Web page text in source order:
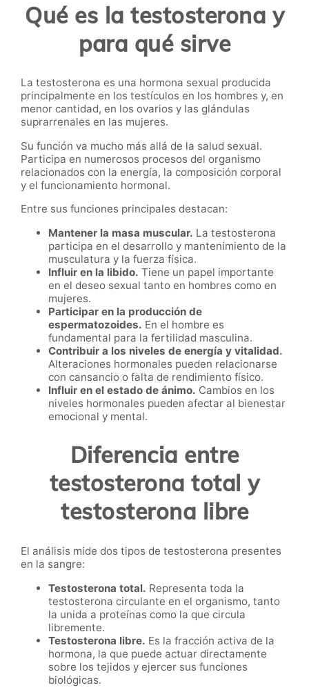
Qué es la testosterona y
para qué sirve
La testosterona es una hormona sexual producida
principalmente en los testículos en los hombres y, en
menor cantidad, en los ovarios y las glándulas
suprarrenales en las mujeres.
Su función va mucho más allá de la salud sexual.
Participa en numerosos procesos del organismo
relacionados con la energía, la composición corporal
y el funcionamiento hormonal.
Entre sus funciones principales destacan:
Mantener la masa muscular. La testosterona
participa en el desarrollo y mantenimiento de la
musculatura y la fuerza física.
Influir en la libido. Tiene un papel importante
en el deseo sexual tanto en hombres como en
mujeres.
Participar en la producción de
espermatozoides. En el hombre es
fundamental para la fertilidad masculina.
Contribuir a los niveles de energía y vitalidad.
Alteraciones hormonales pueden relacionarse
con cansancio o falta de rendimiento físico.
Influir en el estado de ánimo. Cambios en los
niveles hormonales pueden afectar al bienestar
emocional y mental.
Diferencia entre
testosterona total y
testosterona libre
El análisis mide dos tipos de testosterona presentes
en la sangre:
Testosterona total. Representa toda la
testosterona circulante en el organismo, tanto
la unida a proteínas como la que circula
libremente.
Testosterona libre. Es la fracción activa de la
hormona, la que puede actuar directamente
sobre los tejidos y ejercer sus funciones
biológicas.